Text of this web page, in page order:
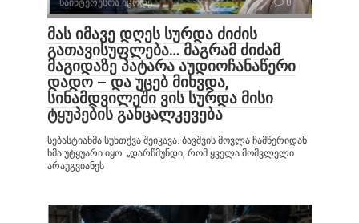
მას იმავე დღეს სურდა ძიძის
გათავისუფლება… მაგრამ ძიძამ
მაგიდაზე პატარა აუდიოჩანაწერი
დადო – და უცებ მიხვდა,
სინამდვილეში ვის სურდა მისი
ტყუპების განცალკევება
სებასტიანმა სუნთქვა შეიკავა. ბავშვის მოვლა ჩამწერიდან
ხმა უტყუარი იყო. „დარწმუნდი, რომ ყველა მომვლელი
არაუგვიანეს